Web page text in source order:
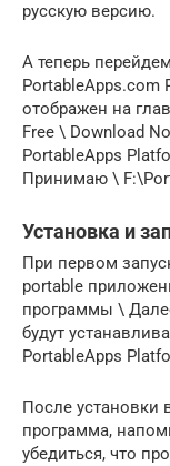
русскую версию.
А теперь
PortableApps.com
отображен на
Free \ Download
PortableApps
Принимаю \
Установка и
При первом
portable
программы \
будут
PortableApps
После установки
программа,
убедиться, что